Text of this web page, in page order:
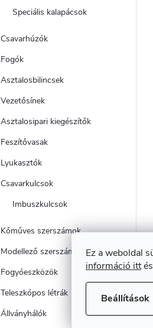
Ez a weboldal
információ itt
Beállítások
Speciális kalapácsok
Csavarhúzók
Fogók
Asztalosbilincsek
Vezetősínek
Asztalosipari kiegészítők
Feszítővasak
Lyukasztók
Csavarkulcsok
Imbuszkulcsok
Kőműves szerszámok
Modellező szerszámok
Fogyóeszközök
Teleszkópos létrák
Állványhálók